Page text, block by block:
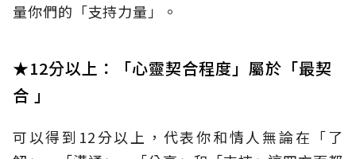
量你們的「支持力量」。
★12分以上：「心靈契合程度」屬於「最契
合 」
可以得到12分以上，代表你和情人無論在「了